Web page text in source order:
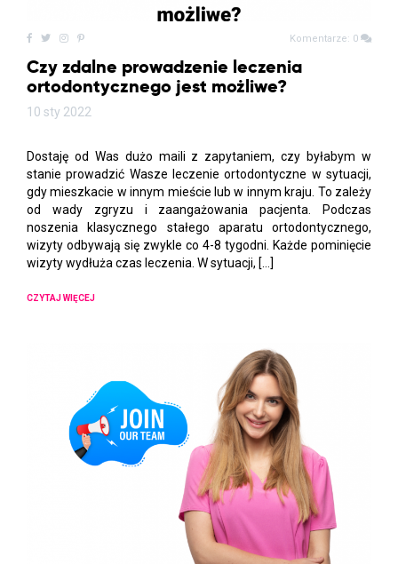
Komentarze: 0
Czy zdalne prowadzenie leczenia
ortodontycznego jest możliwe?
10 sty 2022
Dostaję od Was dużo maili z zapytaniem, czy byłabym w
stanie prowadzić Wasze leczenie ortodontyczne w sytuacji,
gdy mieszkacie w innym mieście lub w innym kraju. To zależy
od wady zgryzu i zaangażowania pacjenta. Podczas
noszenia klasycznego stałego aparatu ortodontycznego,
wizyty odbywają się zwykle co 4-8 tygodni. Każde pominięcie
wizyty wydłuża czas leczenia. W sytuacji, […]
CZYTAJ WIĘCEJ